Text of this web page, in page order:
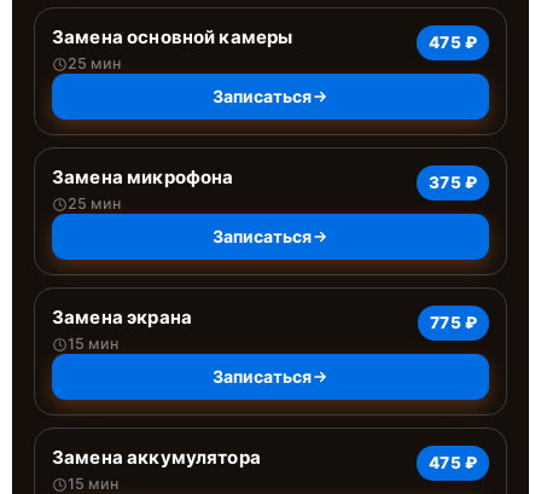
Замена основной камеры
25 мин
475 ₽
Записаться
Замена микрофона
25 мин
375 ₽
Записаться
Замена экрана
15 мин
775 ₽
Записаться
Замена аккумулятора
15 мин
475 ₽